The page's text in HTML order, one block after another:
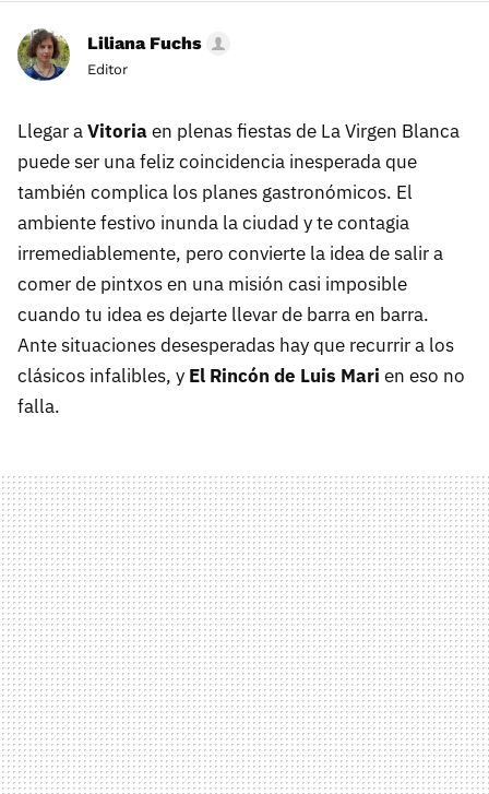
Liliana Fuchs
Editor
Llegar aVitoriaen plenas fiestas de La Virgen Blanca
puede ser una feliz coincidencia inesperada que
también complica los planes gastronómicos. El
ambiente festivo inunda la ciudad y te contagia
irremediablemente, pero convierte la idea de salir a
comer de pintxos en una misión casi imposible
cuando tu idea es dejarte llevar de barra en barra.
Ante situaciones desesperadas hay que recurrir a los
clásicos infalibles, y El Rincón de Luis Mari en eso no
falla.